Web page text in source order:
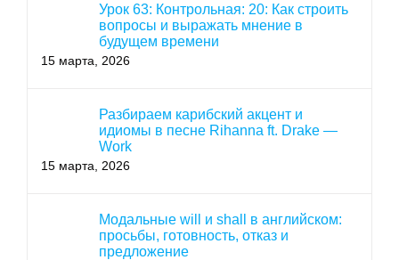
Урок 63: Контрольная: 20: Как строить
вопросы и выражать мнение в
будущем времени
15 марта, 2026
Разбираем карибский акцент и
идиомы в песне Rihanna ft. Drake —
Work
15 марта, 2026
Модальные will и shall в английском:
просьбы, готовность, отказ и
предложение